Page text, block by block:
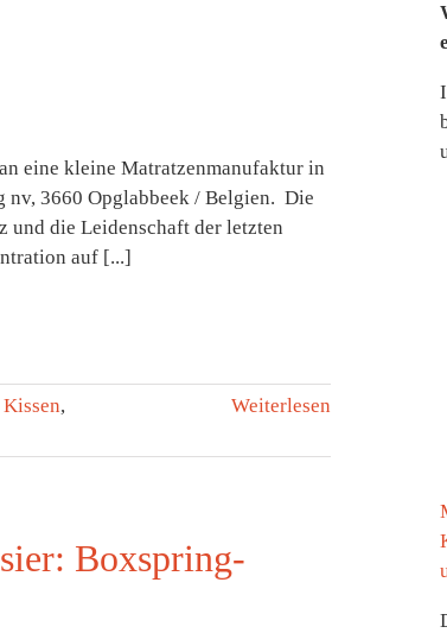
eine kleine Matratzenmanufaktur in
nv, 3660 Opglabbeek / Belgien. Die
und die Leidenschaft der letzten
auf [...]
Kissen,
Weiterlesen
Boxspring-